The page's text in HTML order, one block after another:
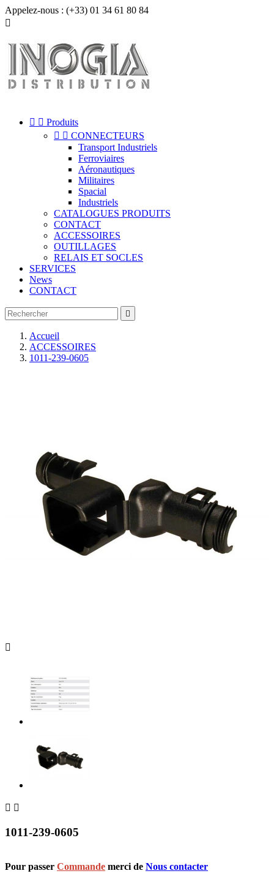
Appelez-nous : (+33) 01 34 61 80 84

  Produits
  CONNECTEURS
Transport Industriels
Ferroviaires
Aéronautiques
Militaires
Spacial
Industriels
CATALOGUES PRODUITS
CONTACT
ACCESSOIRES
OUTILLAGES
RELAIS ET SOCLES
SERVICES
News
CONTACT

Accueil
ACCESSOIRES
1011-239-0605

 
1011-239-0605
Pour passer Commande merci de Nous contacter